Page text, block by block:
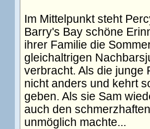
Im Mittelpunkt steht
Barry's Bay schöne
ihrer Familie die
gleichaltrigen
verbracht. Als die junge
nicht anders und kehrt
geben. Als sie Sam
auch den
unmöglich machte...